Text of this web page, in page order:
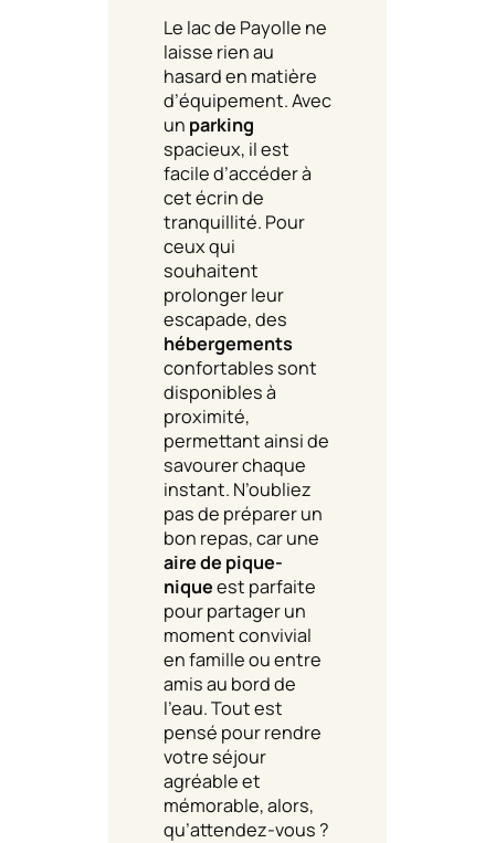
Le lac de Payolle ne
laisse rien au
hasard en matière
d’équipement. Avec
un parking
spacieux, il est
facile d’accéder à
cet écrin de
tranquillité. Pour
ceux qui
souhaitent
prolonger leur
escapade, des
hébergements
confortables sont
disponibles à
proximité,
permettant ainsi de
savourer chaque
instant. N’oubliez
pas de préparer un
bon repas, car une
aire de pique-
niqueest parfaite
pour partager un
moment convivial
en famille ou entre
amis au bord de
l’eau. Tout est
pensé pour rendre
votre séjour
agréable et
mémorable, alors,
qu’attendez-vous ?